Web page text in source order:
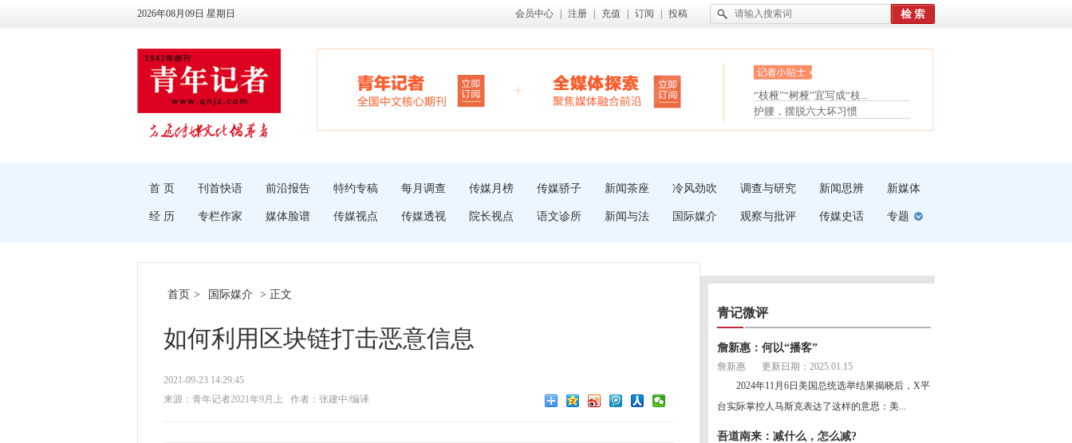
2026年08月09日 星期日 会员中心 注册 充值 订阅 投稿
眼白变红或是结膜下出血
“枝桠”“树桠”宜写成“枝...
夏天缓解疲劳有三招
护腰，摆脱六大坏习惯
受伤了冰敷还是热敷
首 页 刊首快语 前沿报告 特约专稿 每月调查 传媒月榜 传媒骄子 新闻茶座 冷风劲吹 调查与研究 新闻思辨 新媒体
经 历 专栏作家 媒体脸谱 传媒视点 传媒透视 院长视点 语文诊所 新闻与法 国际媒介 观察与批评 传媒史话 专题
首页 > 国际媒介 > 正文
如何利用区块链打击恶意信息
2021-09-23 14:29:45
来源：青年记者2021年9月上
作者：张建中/编译
青记微评
詹新惠：何以“播客”
詹新惠
更新日期：2025.01.15
2024年11月6日美国总统选举结果揭晓后，X平
台实际掌控人马斯克表达了这样的意思：美...
吾道南来：减什么，怎么减?